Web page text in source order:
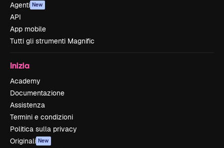
Agenti New
API
App mobile
Tutti gli strumenti Magnific
Inizia
Academy
Documentazione
Assistenza
Termini e condizioni
Politica sulla privacy
Originali New